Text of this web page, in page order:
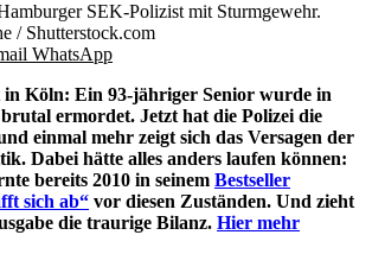
SEK-Polizist mit Sturmgewehr.
/ Shutterstock.com
WhatsApp
in Köln: Ein 93-jähriger Senior wurde in
ermordet. Jetzt hat die Polizei die
einmal mehr zeigt sich das Versagen der
Dabei hätte alles anders laufen können:
bereits 2010 in seinem Bestseller
sich ab“ vor diesen Zuständen. Und zieht
die traurige Bilanz. Hier mehr